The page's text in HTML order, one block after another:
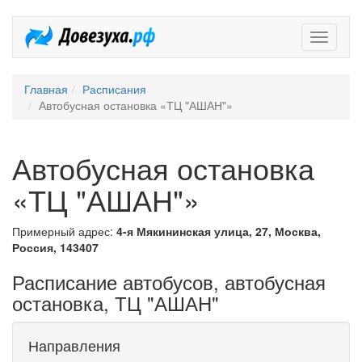
Главная
Расписания
Автобусная остановка «ТЦ "АШАН"»
Автобусная остановка
«ТЦ "АШАН"»
Примерный адрес: 4-я Мякининская улица, 27, Москва,
Россия, 143407
Расписание автобусов, автобусная
остановка, ТЦ "АШАН"
Направления